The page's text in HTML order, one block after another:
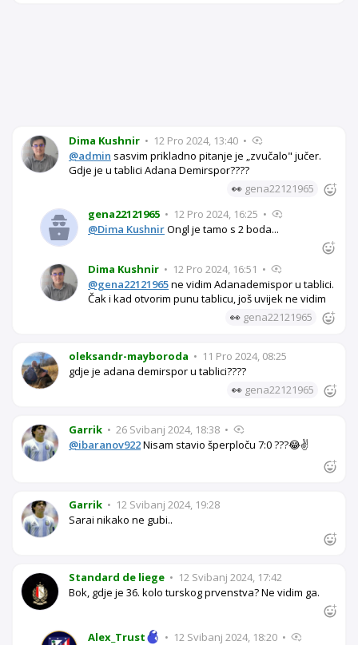
Dima Kushnir • 12 Pro 2024, 13:40 •
@admin sasvim prikladno pitanje je „zvučalo" jučer.
Gdje je u tablici Adana Demirspor????
👀 gena22121965
gena22121965 • 12 Pro 2024, 16:25 •
@Dima KushnirOngl je tamo s 2 boda...
Dima Kushnir • 12 Pro 2024, 16:51 •
@gena22121965ne vidim Adanademispor u tablici.
Čak i kad otvorim punu tablicu, još uvijek ne vidim
👀 gena22121965
oleksandr-mayboroda • 11 Pro 2024, 08:25
gdje je adana demirspor u tablici????
👀 gena22121965
Garrik • 26 Svibanj 2024, 18:38 •
@ibaranov922Nisam stavio šperploču 7:0 ???😂✌️
Garrik • 12 Svibanj 2024, 19:28
Sarai nikako ne gubi..
Standard de liege • 12 Svibanj 2024, 17:42
Bok, gdje je 36. kolo turskog prvenstva? Ne vidim ga.
Alex_Trust • 12 Svibanj 2024, 18:20 •